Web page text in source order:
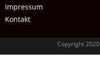
Impressum
Kontakt
Copyright